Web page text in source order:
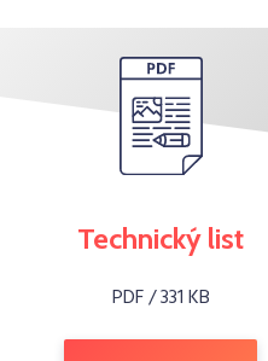
Technický list
PDF / 331 KB